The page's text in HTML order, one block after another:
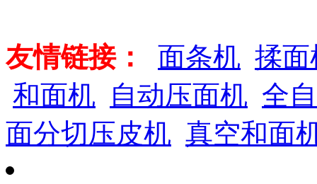
友情链接： 面条机 揉面
和面机
自动压面机 全
面分切压皮机 真空和面